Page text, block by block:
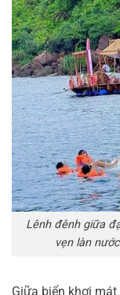
Lênh đênh giữa
vẹn làn
Giữa biển khơi